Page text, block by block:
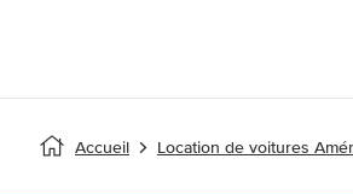
Accueil Location de voitures